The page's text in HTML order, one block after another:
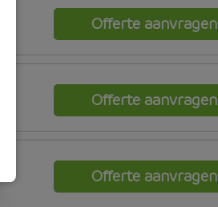
Offerte aanvragen
Offerte aanvragen
Offerte aanvragen